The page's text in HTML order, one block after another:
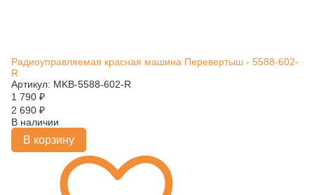
Радиоуправляемая красная машина Перевертыш - 5588-602-
R
Артикул: MKB-5588-602-R
1 790 ₽
2 690 ₽
В наличии
В корзину